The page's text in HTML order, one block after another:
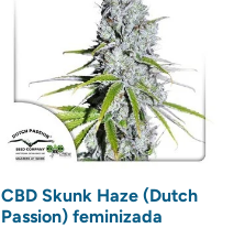
CBD Skunk Haze (Dutch
Passion) feminizada